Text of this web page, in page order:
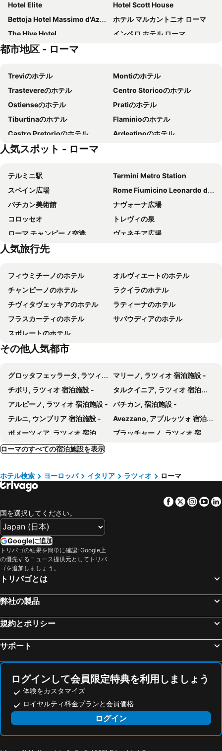
Hotel Elite
Hotel Scott House
Bettoja Hotel Massimo d'Azeglio
ホテル マルカントニオ ローマ
The Hive Hotel
インペロ ホテル ローマ
TH Roma - Carpegna Palace Hotel
ベットーヤ ホテル メディテラネオ
Raeli Hotel Archimede
Best Western Plus Hotel Universo
スターホテルズ メトロポール
タオルミナ
Hotel California
NH コレクション ローマ パラッツォ チンクエチェント
ホテル ジーリオ デロペラ
Gioberti Art Hotel
hu Roma Camping In Town
ホテル オルランダ
Hotel Ciao
Crowne Plaza Rome - St. Peters By Ihg
ホテル コロー
Hotel Genova
Green Rooms
MEININGER Roma Termini
Hotel St. Martin
ベットーヤ アトランティコ ホテル
Hotel Quirinale
メチェナーテ パレス
ホテル ヴィラフランカ
La Griffe Hotel Roma
ホテル ピエモンテ
Raeli Hotel Lazio
ホテル スイート ホーム
ホテル マディソン
iQ ホテル ローマ
セレナ ホテル
ホテル アレッサンドリノ
ホテル フォンタナ
ブティック ホテル トレビ
Maalot Roma - Small Luxury Hotels of the World
Trevi Palace Luxury Inn
Hotel Accademia
トレヴィ 41 ホテル
Je Rome Hotel
Relais Trevi 95 Boutique Hotel
ホテル トリトーネ
Hotel dei Borgognoni
Hotel Regno
Residenza Sciarra Suites
ホテル ホワイト
アレッサンドロ パレス & バー
Hotel 55 Fifty-Five - Maison d'Art Collection
アリストテレ ホテル
ホテル ベラ ヴィータ
パーチェ ヘルヴェツィア
SkyTower
ブティック ホテル アナヒ
La Casa di Nazareth
都市地区 - ローマ
Treviのホテル
Montiのホテル
Trastevereのホテル
Centro Storicoのホテル
Ostienseのホテル
Pratiのホテル
Tiburtinaのホテル
Flaminioのホテル
Castro Pretorioのホテル
Ardeatinoのホテル
Salarioのホテル
人気スポット - ローマ
テルミニ駅
Termini Metro Station
スペイン広場
Rome Fiumicino Leonardo da Vinci International Airport
バチカン美術館
ナヴォーナ広場
コロッセオ
トレヴィの泉
ローマ チャンピーノ空港
ヴェネチア広場
Trevi
Pantheon
Fiera di Roma
Centro Storico
ポポロ広場
Ostiense
バルベリーニ宮
Della Vittoria
Sant'Angelo
Roma Sposa
Teatro Quirino Vittorio Gassman
Piazza del Risorgimento
Tor di Quinto
Galleria Nazionale d'Arte Moderna e Contemporanea
Torre Maura Metro Station
El Circo Máximo
Castel Romano Designer Outlet
Mirti Metro Station
Villa Madama
El Spa
人気旅行先
フィウミチーノのホテル
オルヴィエートのホテル
チャンピーノのホテル
ラクイラのホテル
チヴィタヴェッキアのホテル
ラティーナのホテル
フラスカーティのホテル
サバウディアのホテル
スポレートのホテル
その他人気都市
グロッタフェッラータ, ラツィオ 宿泊施設 -
マリーノ, ラツィオ 宿泊施設 -
チボリ, ラツィオ 宿泊施設 -
タルクイニア, ラツィオ 宿泊施設 -
アルピーノ, ラツィオ 宿泊施設 -
バチカン, 宿泊施設 -
テルニ, ウンブリア 宿泊施設 -
Avezzano, アブルッツォ 宿泊施設 -
ポメーツィア, ラツィオ 宿泊施設 -
ブラッチャーノ, ラツィオ 宿泊施設 -
ラジスポリ, ラツィオ 宿泊施設 -
サン フェリーチェ チルチェーオ, ラツィオ 宿泊施設 -
メンターナ, ラツィオ 宿泊施設 -
カステル ガンドルフォ, ラツィオ 宿泊施設 -
グイドーニア モンテチェーリオ, ラツィオ 宿泊施設 -
フィウミチーノ, ラツィオ 宿泊施設 -
ラクイラ, アブルッツォ 宿泊施設 -
フラスカーティ, ラツィオ 宿泊施設 -
モンテロトンド, ラツィオ 宿泊施設 -
ミラノ, ロンバルディア 宿泊施設 -
メストレ, ベネト 宿泊施設 -
ヴェローナ, ベネト 宿泊施設 -
トリノ, ピエモンテ 宿泊施設 -
ローマのすべての宿泊施設を表示
ホテル検索 ヨーロッパ イタリア ラツィオ ローマ
Facebook
Twitter
国を選択してください。
Googleに追加
トリバゴの結果を簡単に確認: Google上
の優先するニュース提供元としてトリバ
ゴを追加しましょう。
トリバゴとは
弊社の製品
規約とポリシー
サポート
ログインして会員限定特典を利用しましょう
体験をカスタマイズ
ロイヤルティ料金プランと会員価格
ログイン